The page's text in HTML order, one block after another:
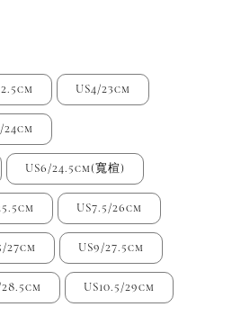
US4/23cm
24cm
US6/24.5cm(寬楦)
US7.5/26cm
27cm US9/27.5cm
US10.5/29cm